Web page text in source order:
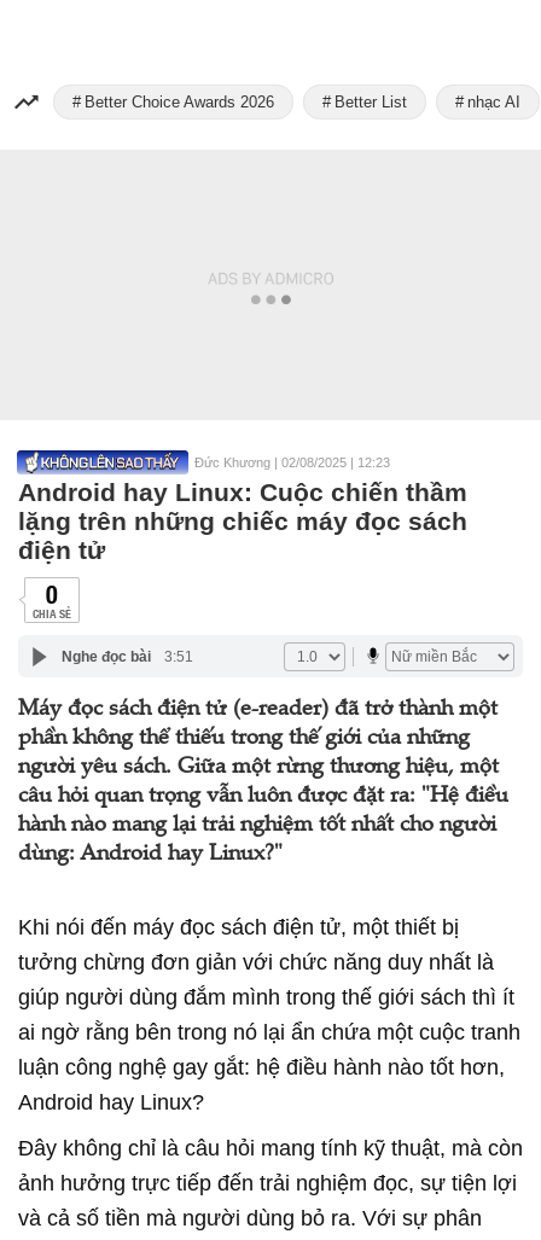
Better Choice Awards 2026 Better List nhạc AI
Đức Khương |02/08/2025 | 12:23
Android hay Linux: Cuộc chiến thầm
lặng trên những chiếc máy đọc sách
điện tử
0
CHIA SẺ
Nghe đọc bài 3:51
Máy đọc sách điện tử (e-reader) đã trở thành một
phần không thể thiếu trong thế giới của những
người yêu sách. Giữa một rừng thương hiệu, một
câu hỏi quan trọng vẫn luôn được đặt ra: "Hệ điều
hành nào mang lại trải nghiệm tốt nhất cho người
dùng: Android hay Linux?"
Khi nói đến máy đọc sách điện tử, một thiết bị
tưởng chừng đơn giản với chức năng duy nhất là
giúp người dùng đắm mình trong thế giới sách thì ít
ai ngờ rằng bên trong nó lại ẩn chứa một cuộc tranh
luận công nghệ gay gắt: hệ điều hành nào tốt hơn,
Android hay Linux?
Đây không chỉ là câu hỏi mang tính kỹ thuật, mà còn
ảnh hưởng trực tiếp đến trải nghiệm đọc, sự tiện lợi
và cả số tiền mà người dùng bỏ ra. Với sự phân